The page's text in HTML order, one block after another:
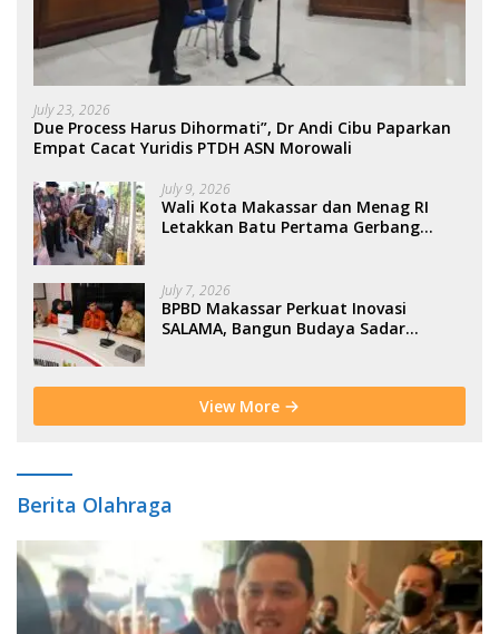
July 23, 2026
Due Process Harus Dihormati”, Dr Andi Cibu Paparkan
Empat Cacat Yuridis PTDH ASN Morowali
July 9, 2026
Wali Kota Makassar dan Menag RI
Letakkan Batu Pertama Gerbang
July 7, 2026
BPBD Makassar Perkuat Inovasi
SALAMA, Bangun Budaya Sadar
View More
Berita Olahraga